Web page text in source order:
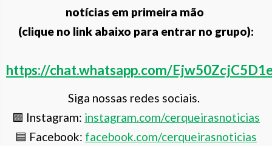
notícias em primeira mão
(clique no link abaixo para entrar no grupo):
https://chat.whatsapp.com/
Siga nossas redes sociais.
🟪 Instagram: instagram.com/cerqueirasnoticias
🟦 Facebook: facebook.com/cerqueirasnoticias